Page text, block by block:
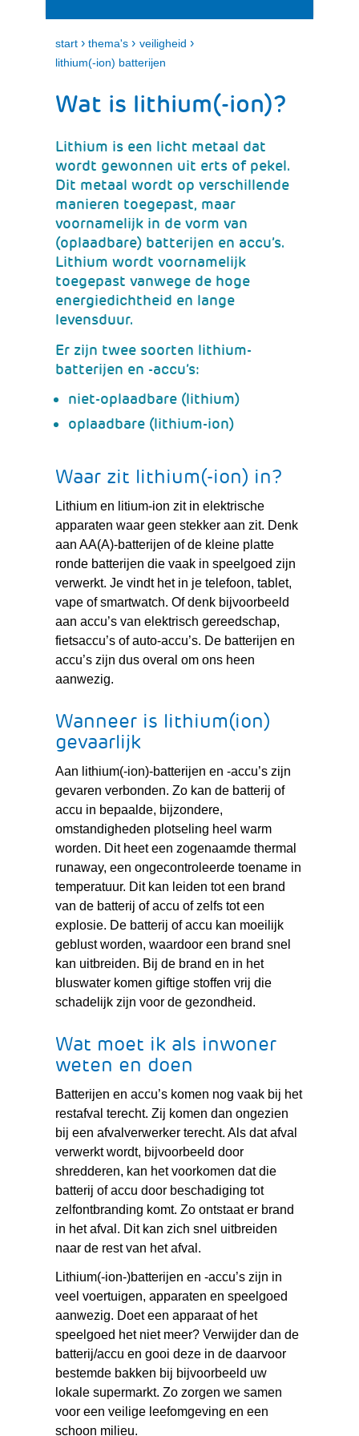
e
n
t
k
p
start › thema's › veiligheid ›
lithium(-ion) batterijen
Wat is lithium(-ion)?
Lithium is een licht metaal dat
wordt gewonnen uit erts of pekel.
Dit metaal wordt op verschillende
manieren toegepast, maar
voornamelijk in de vorm van
(oplaadbare) batterijen en accu’s.
Lithium wordt voornamelijk
toegepast vanwege de hoge
energiedichtheid en lange
levensduur.
Er zijn twee soorten lithium-
batterijen en -accu’s:
niet-oplaadbare (lithium)
oplaadbare (lithium-ion)
Waar zit lithium(-ion) in?
Lithium en litium-ion zit in elektrische
apparaten waar geen stekker aan zit. Denk
aan AA(A)-batterijen of de kleine platte
ronde batterijen die vaak in speelgoed zijn
verwerkt. Je vindt het in je telefoon, tablet,
vape of smartwatch. Of denk bijvoorbeeld
aan accu’s van elektrisch gereedschap,
fietsaccu’s of auto-accu’s. De batterijen en
accu’s zijn dus overal om ons heen
aanwezig.
Wanneer is lithium(ion)
gevaarlijk
Aan lithium(-ion)-batterijen en -accu’s zijn
gevaren verbonden. Zo kan de batterij of
accu in bepaalde, bijzondere,
omstandigheden plotseling heel warm
worden. Dit heet een zogenaamde thermal
runaway, een ongecontroleerde toename in
temperatuur. Dit kan leiden tot een brand
van de batterij of accu of zelfs tot een
explosie. De batterij of accu kan moeilijk
geblust worden, waardoor een brand snel
kan uitbreiden. Bij de brand en in het
bluswater komen giftige stoffen vrij die
schadelijk zijn voor de gezondheid.
Wat moet ik als inwoner
weten en doen
Batterijen en accu’s komen nog vaak bij het
restafval terecht. Zij komen dan ongezien
bij een afvalverwerker terecht. Als dat afval
verwerkt wordt, bijvoorbeeld door
shredderen, kan het voorkomen dat die
batterij of accu door beschadiging tot
zelfontbranding komt. Zo ontstaat er brand
in het afval. Dit kan zich snel uitbreiden
naar de rest van het afval.
Lithium(-ion-)batterijen en -accu’s zijn in
veel voertuigen, apparaten en speelgoed
aanwezig. Doet een apparaat of het
speelgoed het niet meer? Verwijder dan de
batterij/accu en gooi deze in de daarvoor
bestemde bakken bij bijvoorbeeld uw
lokale supermarkt. Zo zorgen we samen
voor een veilige leefomgeving en een
schoon milieu.